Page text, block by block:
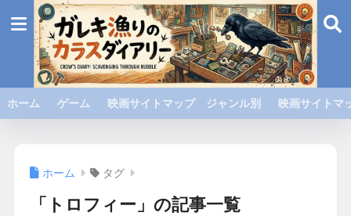
ホーム ゲーム 映画サイトマップ ジャンル別 映画サイト
ホーム タグ
「トロフィー」の記事一覧